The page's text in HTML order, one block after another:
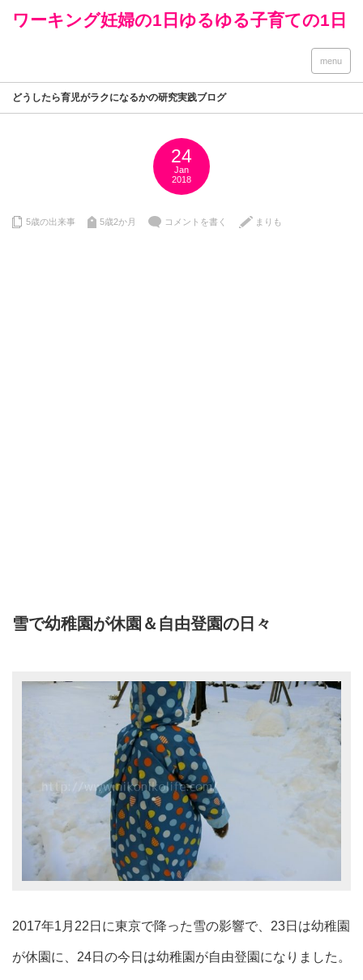
ワーキング妊婦の1日ゆるゆる子育ての1日
menu
どうしたら育児がラクになるかの研究実践ブログ
24
Jan
2018
5歳の出来事 5歳2か月 コメントを書く まりも
雪で幼稚園が休園＆自由登園の日々
2017年1月22日に東京で降った雪の影響で、23日は幼稚園
が休園に、24日の今日は幼稚園が自由登園になりました。